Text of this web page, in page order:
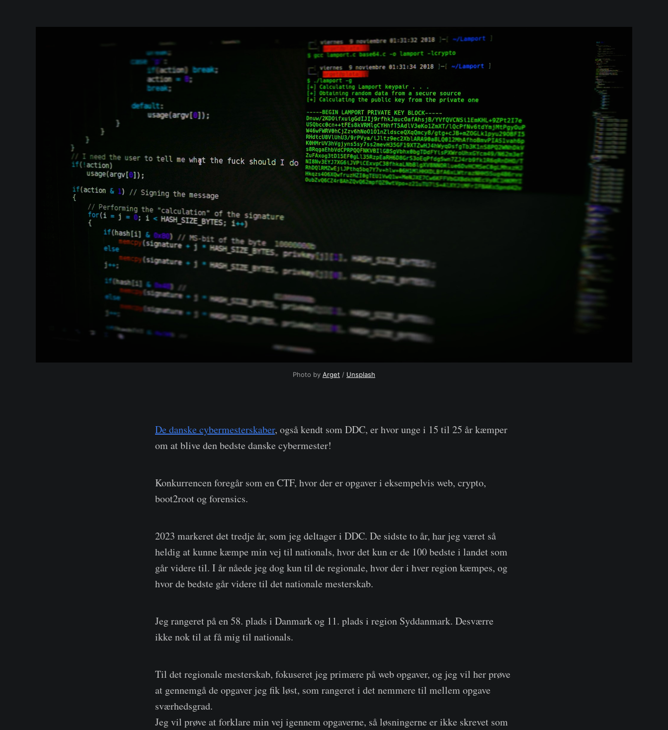
Photo by Arget / Unsplash
De danske cybermesterskaber, også kendt som DDC, er hvor unge i 15 til 25 år kæmper
om at blive den bedste danske cybermester!
Konkurrencen foregår som en CTF, hvor der er opgaver i eksempelvis web, crypto,
boot2root og forensics.
2023 markeret det tredje år, som jeg deltager i DDC. De sidste to år, har jeg været så
heldig at kunne kæmpe min vej til nationals, hvor det kun er de 100 bedste i landet som
går videre til. I år nåede jeg dog kun til de regionale, hvor der i hver region kæmpes, og
hvor de bedste går videre til det nationale mesterskab.
Jeg rangeret på en 58. plads i Danmark og 11. plads i region Syddanmark. Desværre
ikke nok til at få mig til nationals.
Til det regionale mesterskab, fokuseret jeg primære på web opgaver, og jeg vil her prøve
at gennemgå de opgaver jeg fik løst, som rangeret i det nemmere til mellem opgave
sværhedsgrad.
Jeg vil prøve at forklare min vej igennem opgaverne, så løsningerne er ikke skrevet som